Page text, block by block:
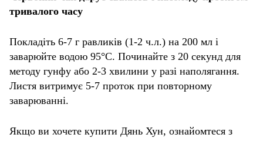
тривалого часу
Покладіть 6-7 г равликів (1-2 ч.л.) на 200 мл і
заварюйте водою 95°C. Починайте з 20 секунд для
методу гунфу або 2-3 хвилини у разі наполягання.
Листя витримує 5-7 проток при повторному
заварюванні.
Якщо ви хочете купити Дянь Хун, ознайомтеся з